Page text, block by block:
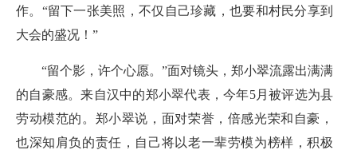
作。“留下一张美照，不仅自己珍藏，也要和村民分享到
大会的盛况！”
“留个影，许个心愿。”面对镜头，郑小翠流露出满满
的自豪感。来自汉中的郑小翠代表，今年5月被评选为县
劳动模范的。郑小翠说，面对荣誉，倍感光荣和自豪，
也深知肩负的责任，自己将以老一辈劳模为榜样，积极